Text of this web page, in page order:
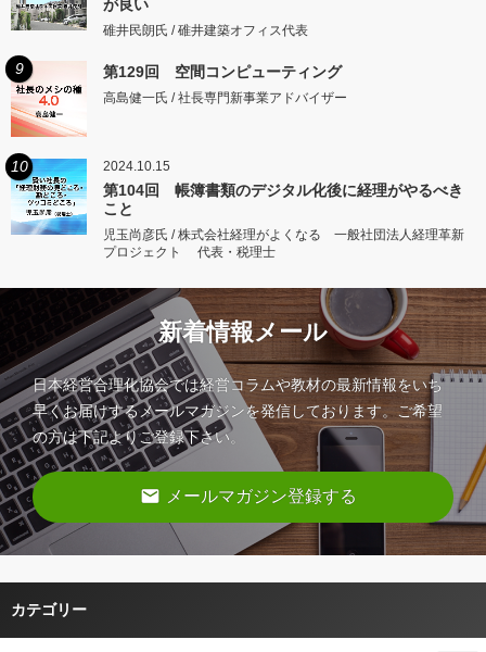
が良い
碓井民朗氏 / 碓井建築オフィス代表
9 第129回 空間コンピューティング
高島健一氏 / 社長専門新事業アドバイザー
10 2024.10.15
第104回 帳簿書類のデジタル化後に経理がやるべき
こと
児玉尚彦氏 / 株式会社経理がよくなる 一般社団法人経理革新
プロジェクト 代表・税理士
新着情報メール
日本経営合理化協会では経営コラムや教材の最新情報をいち
早くお届けするメールマガジンを発信しております。ご希望
の方は下記よりご登録下さい。
email メールマガジン登録する
カテゴリー